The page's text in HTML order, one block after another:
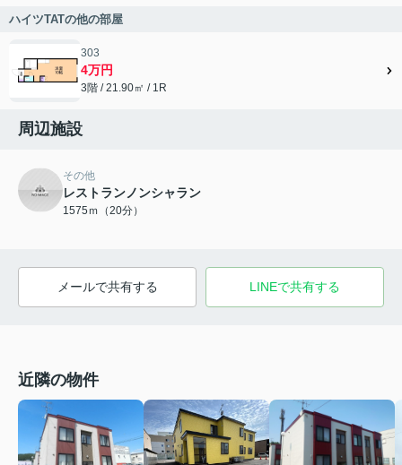
ハイツTATの他の部屋
303
4万円
3階 / 21.90㎡ / 1R
周辺施設
その他
レストランノンシャラン
1575ｍ（20分）
メールで共有する LINEで共有する
近隣の物件